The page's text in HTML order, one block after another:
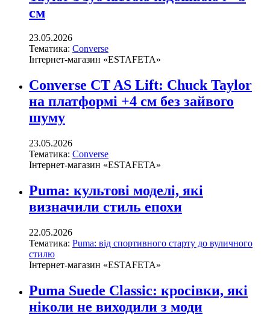
см
23.05.2026
Тематика: Converse
Інтернет-магазин «ESTAFETA»
Converse CT AS Lift: Chuck Taylor
на платформі +4 см без зайвого
шуму
23.05.2026
Тематика: Converse
Інтернет-магазин «ESTAFETA»
Puma: культові моделі, які
визначили стиль епохи
22.05.2026
Тематика: Puma: від спортивного старту до вуличного
стилю
Інтернет-магазин «ESTAFETA»
Puma Suede Classic: кросівки, які
ніколи не виходили з моди